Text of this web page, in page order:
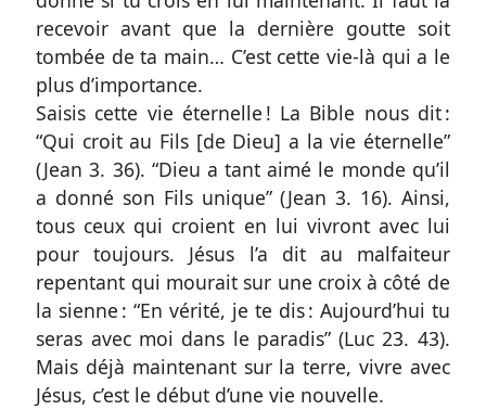
recevoir avant que la dernière goutte soit
tombée de ta main… C’est cette vie-là qui a le
plus d’importance.
Saisis cette vie éternelle ! La Bible nous dit :
“Qui croit au Fils [de Dieu] a la vie éternelle”
(Jean 3. 36). “Dieu a tant aimé le monde qu’il
a donné son Fils unique” (Jean 3. 16). Ainsi,
tous ceux qui croient en lui vivront avec lui
pour toujours. Jésus l’a dit au malfaiteur
repentant qui mourait sur une croix à côté de
la sienne : “En vérité, je te dis : Aujourd’hui tu
seras avec moi dans le paradis” (Luc 23. 43).
Mais déjà maintenant sur la terre, vivre avec
Jésus, c’est le début d’une vie nouvelle.
Participer
aux
coûts
du
site